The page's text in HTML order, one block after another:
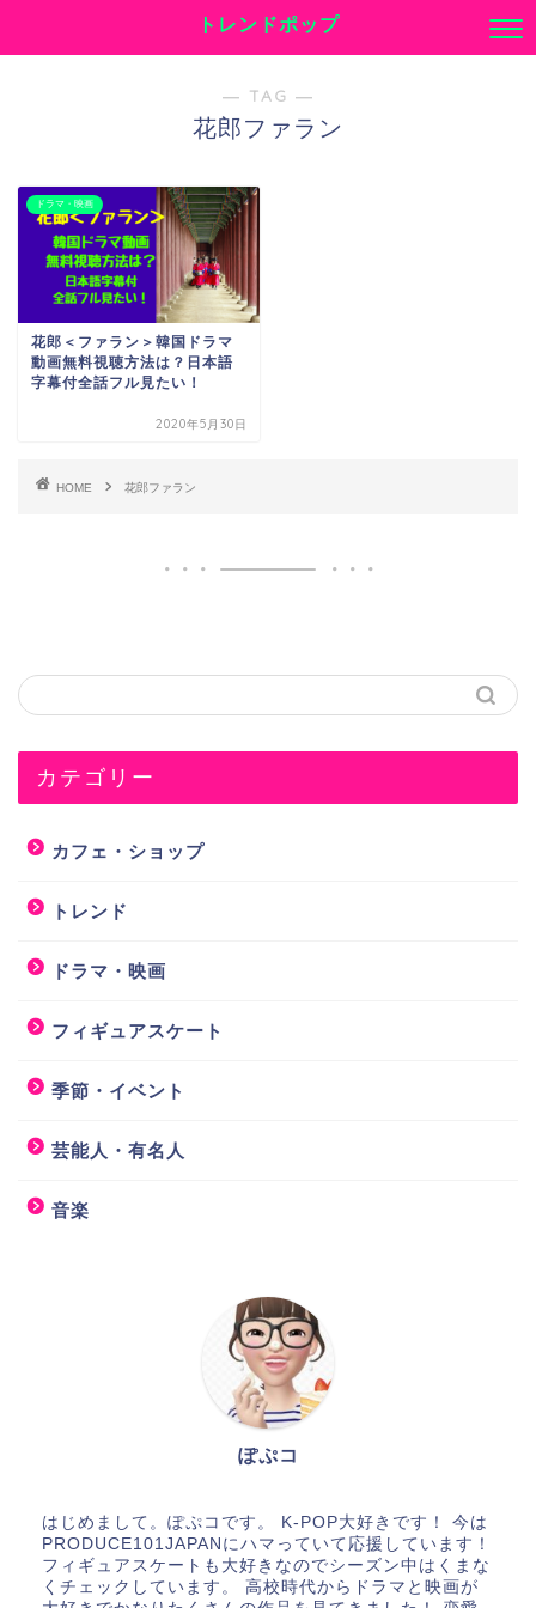
トレンドポップ
― TAG ―
花郎ファラン
ドラマ・映画
花郎＜ファラン＞韓国ドラマ
動画無料視聴方法は？日本語
字幕付全話フル見たい！
2020年5月30日
HOME 花郎ファラン
カテゴリー
カフェ・ショップ
トレンド
ドラマ・映画
フィギュアスケート
季節・イベント
芸能人・有名人
音楽
ぽぷコ
はじめまして。ぽぷコです。 K-POP大好きです！ 今は
PRODUCE101JAPANにハマっていて応援しています！
フィギュアスケートも大好きなのでシーズン中はくまな
くチェックしています。 高校時代からドラマと映画が